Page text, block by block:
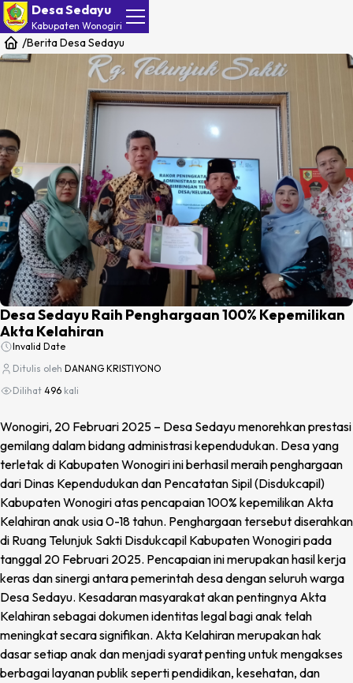
Desa Sedayu
Kabupaten Wonogiri
/Berita Desa Sedayu
Desa Sedayu Raih Penghargaan 100% Kepemilikan
Akta Kelahiran
Invalid Date
Ditulis oleh DANANG KRISTIYONO
Dilihat 496 kali
Wonogiri, 20 Februari 2025 – Desa Sedayu menorehkan prestasi
gemilang dalam bidang administrasi kependudukan. Desa yang
terletak di Kabupaten Wonogiri ini berhasil meraih penghargaan
dari Dinas Kependudukan dan Pencatatan Sipil (Disdukcapil)
Kabupaten Wonogiri atas pencapaian 100% kepemilikan Akta
Kelahiran anak usia 0-18 tahun. Penghargaan tersebut diserahkan
di Ruang Telunjuk Sakti Disdukcapil Kabupaten Wonogiri pada
tanggal 20 Februari 2025. Pencapaian ini merupakan hasil kerja
keras dan sinergi antara pemerintah desa dengan seluruh warga
Desa Sedayu. Kesadaran masyarakat akan pentingnya Akta
Kelahiran sebagai dokumen identitas legal bagi anak telah
meningkat secara signifikan. Akta Kelahiran merupakan hak
dasar setiap anak dan menjadi syarat penting untuk mengakses
berbagai layanan publik seperti pendidikan, kesehatan, dan